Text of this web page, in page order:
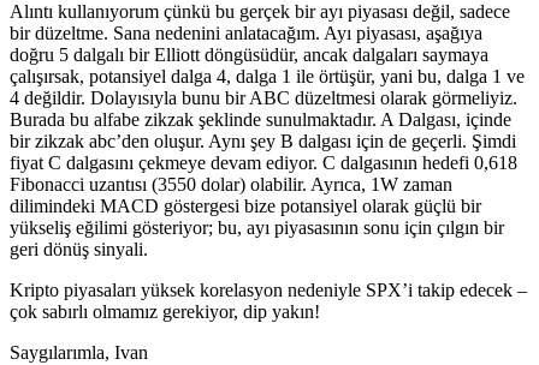
Alıntı kullanıyorum çünkü bu gerçek bir ayı piyasası değil, sadece
bir düzeltme. Sana nedenini anlatacağım. Ayı piyasası, aşağıya
doğru 5 dalgalı bir Elliott döngüsüdür, ancak dalgaları saymaya
çalışırsak, potansiyel dalga 4, dalga 1 ile örtüşür, yani bu, dalga 1 ve
4 değildir. Dolayısıyla bunu bir ABC düzeltmesi olarak görmeliyiz.
Burada bu alfabe zikzak şeklinde sunulmaktadır. A Dalgası, içinde
bir zikzak abc’den oluşur. Aynı şey B dalgası için de geçerli. Şimdi
fiyat C dalgasını çekmeye devam ediyor. C dalgasının hedefi 0,618
Fibonacci uzantısı (3550 dolar) olabilir. Ayrıca, 1W zaman
dilimindeki MACD göstergesi bize potansiyel olarak güçlü bir
yükseliş eğilimi gösteriyor; bu, ayı piyasasının sonu için çılgın bir
geri dönüş sinyali.
Kripto piyasaları yüksek korelasyon nedeniyle SPX’i takip edecek –
çok sabırlı olmamız gerekiyor, dip yakın!
Saygılarımla, Ivan